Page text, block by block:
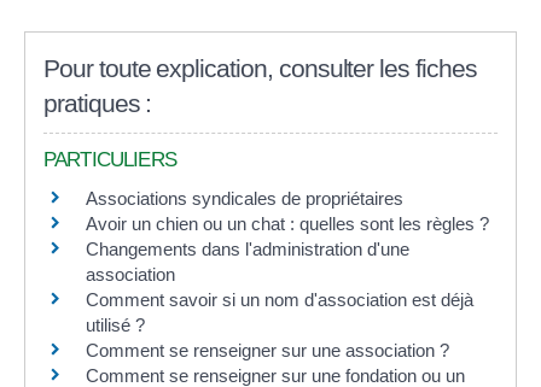
Pour toute explication, consulter les fiches
pratiques :
PARTICULIERS
Associations syndicales de propriétaires
Avoir un chien ou un chat : quelles sont les règles ?
Changements dans l'administration d'une
association
Comment savoir si un nom d'association est déjà
utilisé ?
Comment se renseigner sur une association ?
Comment se renseigner sur une fondation ou un